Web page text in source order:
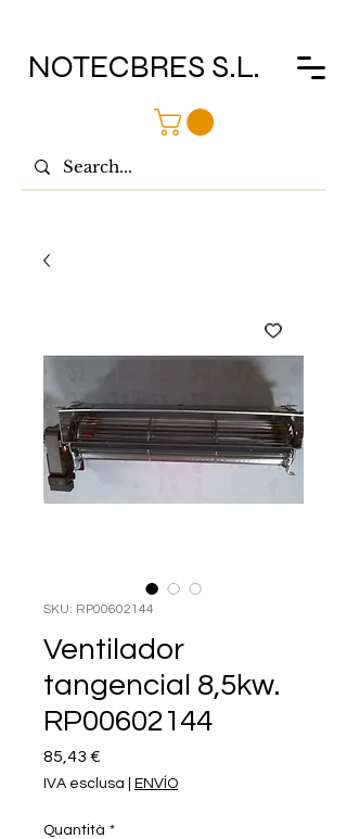
NOTECBRES S.L.
SKU: RP00602144
Ventilador
tangencial 8,5kw.
RP00602144
85,43 €
IVA esclusa ENVÍO
Quantità *